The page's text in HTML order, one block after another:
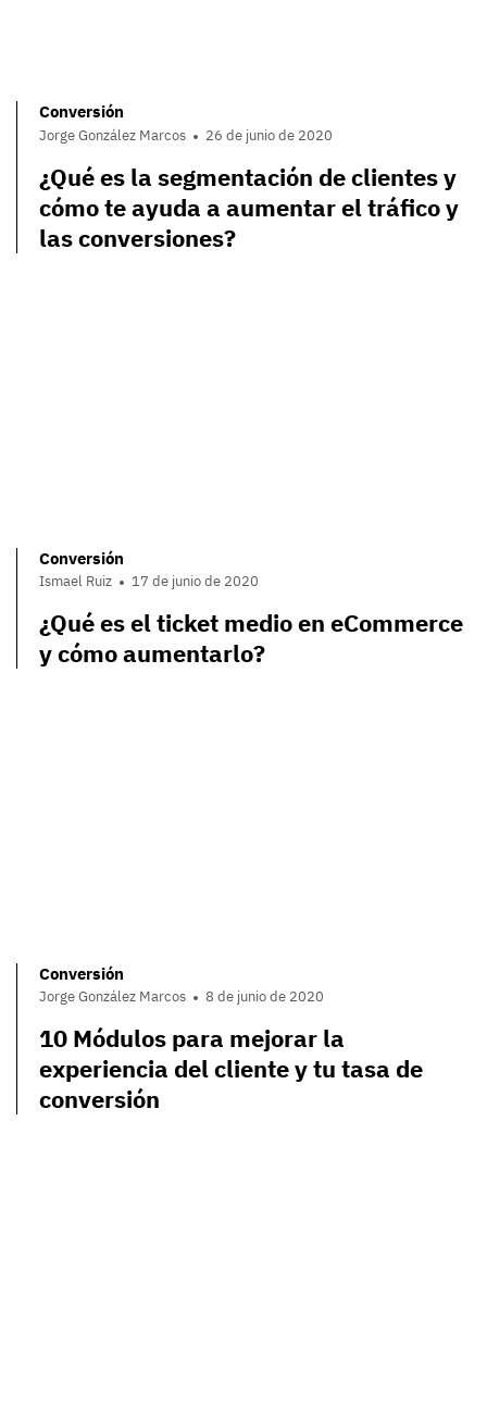
Conversión
Jorge González Marcos 26 de junio de 2020
¿Qué es la segmentación de clientes y
cómo te ayuda a aumentar el tráfico y
las conversiones?
Conversión
Ismael Ruiz 17 de junio de 2020
¿Qué es el ticket medio en eCommerce
y cómo aumentarlo?
Conversión
Jorge González Marcos 8 de junio de 2020
10 Módulos para mejorar la
experiencia del cliente y tu tasa de
conversión